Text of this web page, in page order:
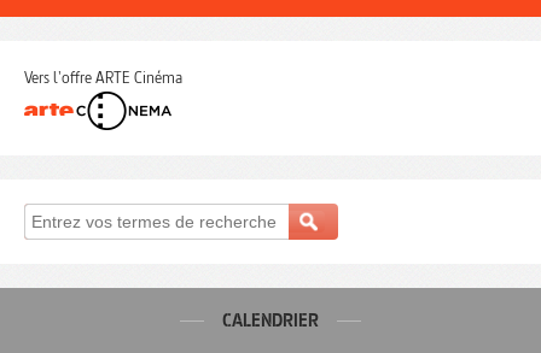
Vers l'offre ARTE Cinéma
CALENDRIER